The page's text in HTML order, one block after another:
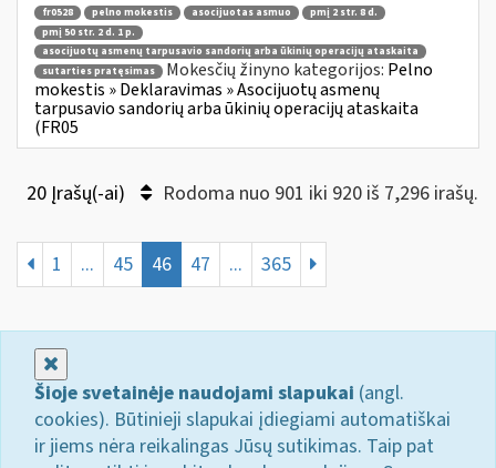
fr0528 pelno mokestis asocijuotas asmuo
pmį 2 str. 8 d.
pmį 50 str. 2 d. 1 p.
asocijuotų asmenų tarpusavio sandorių arba ūkinių operacijų ataskaita
sutarties pratęsimas
Mokesčių žinyno kategorijos: Pelno
mokestis » Deklaravimas » Asocijuotų asmenų
tarpusavio sandorių arba ūkinių operacijų ataskaita
(FR05
20 Įrašų(-ai) Rodoma nuo 901 iki 920 iš 7,296 irašų.
1 ... 45 46 47 ... 365
Šioje svetainėje naudojami slapukai (angl.
cookies). Būtinieji slapukai įdiegiami automatiškai
ir jiems nėra reikalingas Jūsų sutikimas. Taip pat